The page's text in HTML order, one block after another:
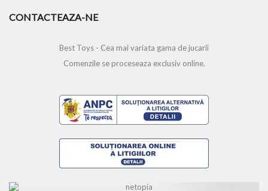
CONTACTEAZA-NE
Best Toys - Cea mai variata gama de jucarii
Comenzile se proceseaza exclusiv online.